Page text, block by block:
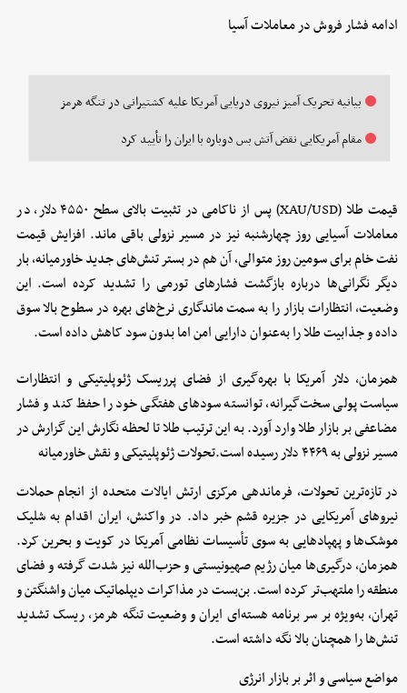
ادامه فشار فروش در معاملات آسیا
بیانیه تحریک آمیز نیروی دریایی آمریکا علیه کشتیرانی در تنگه هرمز
مقام آمریکایی نقض آتش بس دوباره با ایران را تأیید کرد
قیمت طلا (XAU/USD) پس از ناکامی در تثبیت بالای سطح ۴۵۵۰ دلار، در
معاملات آسیایی روز چهارشنبه نیز در مسیر نزولی باقی ماند. افزایش قیمت
نفت خام برای سومین روز متوالی، آن هم در بستر تنش‌های جدید خاورمیانه، بار
دیگر نگرانی‌ها درباره بازگشت فشارهای تورمی را تشدید کرده است. این
وضعیت، انتظارات بازار را به سمت ماندگاری نرخ‌های بهره در سطوح بالا سوق
داده و جذابیت طلا را به‌عنوان دارایی امن اما بدون سود کاهش داده است.
همزمان، دلار آمریکا با بهره‌گیری از فضای پرریسک ژئوپلیتیکی و انتظارات
سیاست پولی سخت‌گیرانه، توانسته سودهای هفتگی خود را حفظ کند و فشار
مضاعفی بر بازار طلا وارد آورد. به این ترتیب طلا تا لحظه نگارش این گزارش در
مسیر نزولی به ۴۴۶۹ دلار رسیده است.تحولات ژئوپلیتیکی و نقش خاورمیانه
در تازه‌ترین تحولات، فرماندهی مرکزی ارتش ایالات متحده از انجام حملات
نیروهای آمریکایی در جزیره قشم خبر داد. در واکنش، ایران اقدام به شلیک
موشک‌ها و پهپادهایی به سوی تأسیسات نظامی آمریکا در کویت و بحرین کرد.
همزمان، درگیری‌ها میان رژیم صهیونیستی و حزب‌الله نیز شدت گرفته و فضای
منطقه را ملتهب‌تر کرده است. بن‌بست در مذاکرات دیپلماتیک میان واشنگتن و
تهران، به‌ویژه بر سر برنامه هسته‌ای ایران و وضعیت تنگه هرمز، ریسک تشدید
تنش‌ها را همچنان بالا نگه داشته است.
مواضع سیاسی و اثر بر بازار انرژی